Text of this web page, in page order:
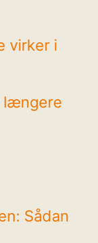
virker i
længere
Sådan